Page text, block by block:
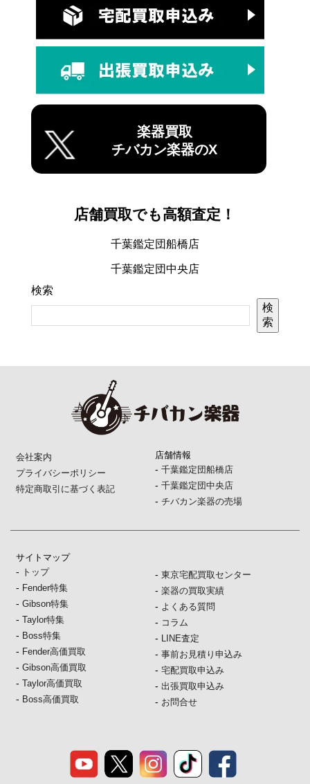
楽器買取
チバカン楽器のX
店舗買取でも高額査定！
千葉鑑定団船橋店
千葉鑑定団中央店
検索
検
索
会社案内
プライバシーポリシー
特定商取引に基づく表記
店舗情報
- 千葉鑑定団船橋店
- 千葉鑑定団中央店
- チバカン楽器の売場
サイトマップ
- トップ
- Fender特集
-Gibson特集
-Taylor特集
- Boss特集
- Fender高価買取
-Gibson高価買取
-Taylor高価買取
- Boss高価買取
- 東京宅配買取センター
- 楽器の買取実績
- よくある質問
- コラム
- LINE査定
- 事前お見積り申込み
- 宅配買取申込み
- 出張買取申込み
- お問合せ